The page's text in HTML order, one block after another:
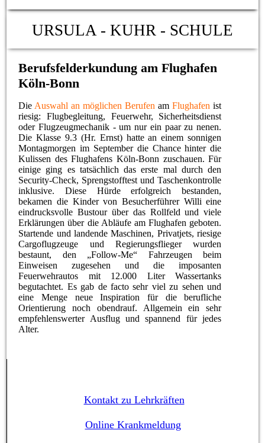
URSULA - KUHR - SCHULE
Berufsfelderkundung am Flughafen
Köln-Bonn
Die Auswahl an möglichen Berufen amFlughafen ist
riesig: Flugbegleitung, Feuerwehr, Sicherheitsdienst
oder Flugzeugmechanik - um nur ein paar zu nenen.
Die Klasse 9.3 (Hr. Ernst) hatte an einem sonnigen
Montagmorgen im September die Chance hinter die
Kulissen des Flughafens Köln-Bonn zuschauen. Für
einige ging es tatsächlich das erste mal durch den
Security-Check, Sprengstofftest und Taschenkontrolle
inklusive. Diese Hürde erfolgreich bestanden,
bekamen die Kinder von Besucherführer Willi eine
eindrucksvolle Bustour über das Rollfeld und viele
Erklärungen über die Abläufe am Flughafen geboten.
Startende und landende Maschinen, Privatjets, riesige
Cargoflugzeuge und Regierungsflieger wurden
bestaunt, den „Follow-Me“ Fahrzeugen beim
Einweisen zugesehen und die imposanten
Feuerwehrautos mit 12.000 Liter Wassertanks
begutachtet. Es gab de facto sehr viel zu sehen und
eine Menge neue Inspiration für die berufliche
Orientierung noch obendrauf. Allgemein ein sehr
empfehlenswerter Ausflug und spannend für jedes
Alter.
Kontakt zu Lehrkräften
Online Krankmeldung